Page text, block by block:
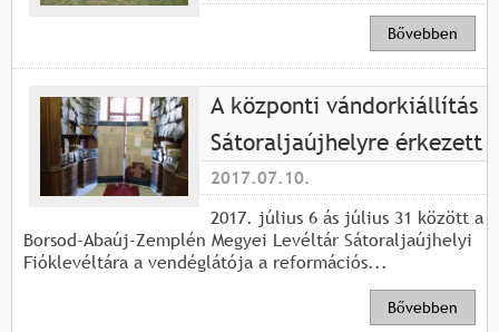
Bővebben
A központi vándorkiállítás
Sátoraljaújhelyre érkezett
2017.07.10.
2017. július 6 ás július 31 között a
Borsod-Abaúj-Zemplén Megyei Levéltár Sátoraljaújhelyi
Fióklevéltára a vendéglátója a reformációs...
Bővebben